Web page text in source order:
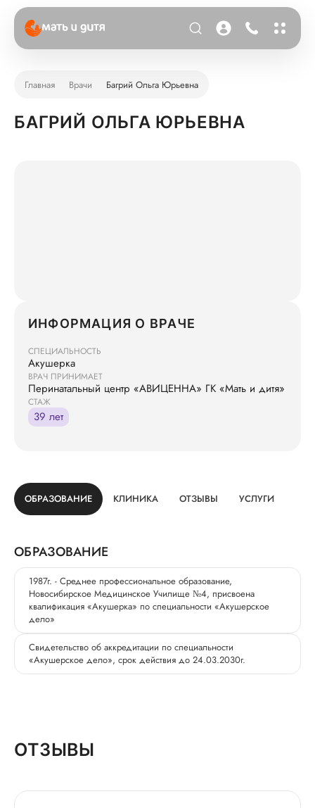
Главная Врачи Багрий Ольга Юрьевна
БАГРИЙ ОЛЬГА ЮРЬЕВНА
ИНФОРМАЦИЯ О ВРАЧЕ
СПЕЦИАЛЬНОСТЬ
Акушерка
ВРАЧ ПРИНИМАЕТ
Перинатальный центр «АВИЦЕННА» ГК «Мать и дитя»
СТАЖ
39 лет
ОБРАЗОВАНИЕ КЛИНИКА ОТЗЫВЫ УСЛУГИ
ОБРАЗОВАНИЕ
1987г. - Среднее профессиональное образование,
Новосибирское Медицинское Училище №4, присвоена
квалификация «Акушерка» по специальности «Акушерское
дело»
Свидетельство об аккредитации по специальности
«Акушерское дело», срок действия до 24.03.2030г.
ОТЗЫВЫ